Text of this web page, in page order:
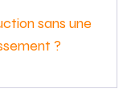
sans une
?